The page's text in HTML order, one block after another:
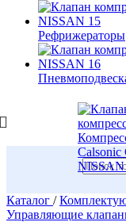
Рефрижераторы
Каталог /
Управляющие